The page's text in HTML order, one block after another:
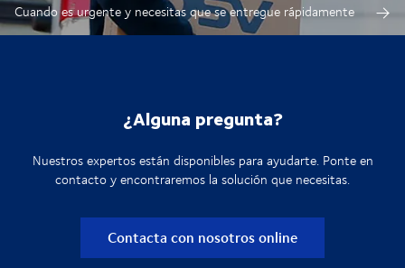
Cuando es urgente y necesitas que se entregue rápidamente
¿Alguna pregunta?
Nuestros expertos están disponibles para ayudarte. Ponte en
contacto y encontraremos la solución que necesitas.
Contacta con nosotros online